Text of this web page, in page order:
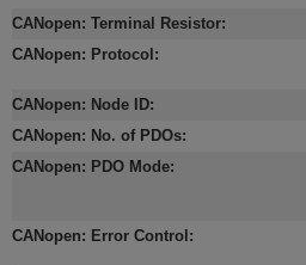
CANopen: Terminal Resistor:
CANopen: Protocol :
CANopen: Node ID:
CANopen: No. of PDOs:
CANopen: PDO Mode:
CANopen: Error Control :